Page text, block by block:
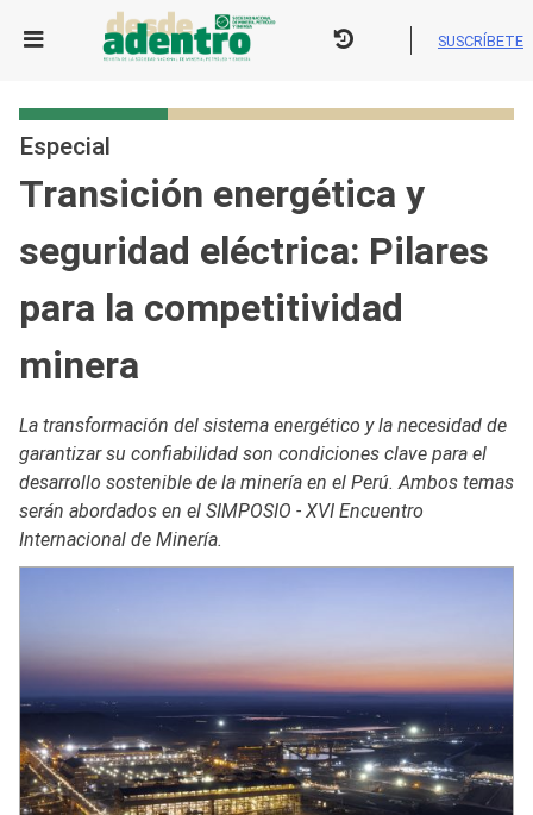
SUSCRÍBETE
Especial
Transición energética y
seguridad eléctrica: Pilares
para la competitividad
minera
La transformación del sistema energético y la necesidad de
garantizar su confiabilidad son condiciones clave para el
desarrollo sostenible de la minería en el Perú. Ambos temas
serán abordados en el SIMPOSIO - XVI Encuentro
Internacional de Minería.